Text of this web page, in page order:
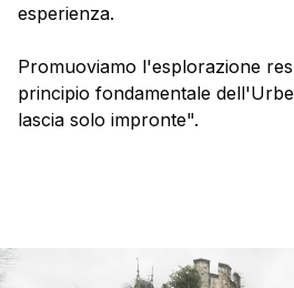
esperienza.
Promuoviamo l'esplorazione
principio fondamentale
lascia solo impronte".